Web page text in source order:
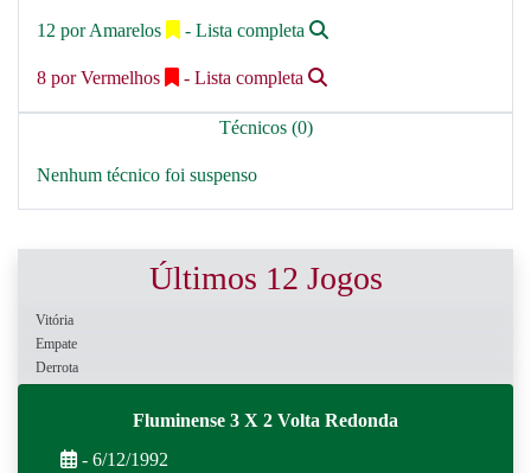
12 por Amarelos - Lista completa
8 por Vermelhos - Lista completa
Técnicos (0)
Nenhum técnico foi suspenso
Últimos 12 Jogos
Vitória
Empate
Derrota
Fluminense 3 X 2 Volta Redonda
- 6/12/1992